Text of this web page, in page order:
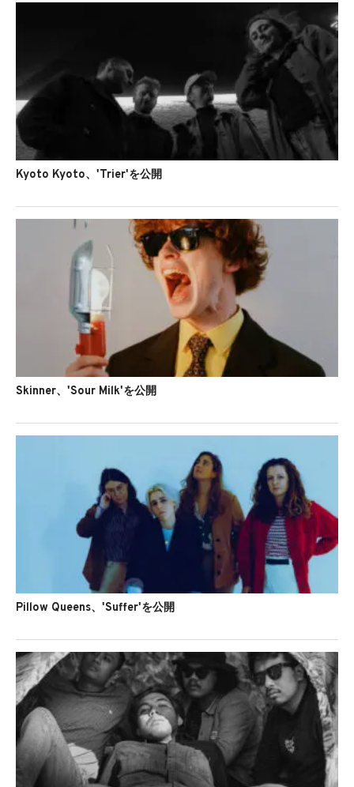
Kyoto Kyoto、'Trier'を公開
Skinner、'Sour Milk'を公開
Pillow Queens、'Suffer'を公開